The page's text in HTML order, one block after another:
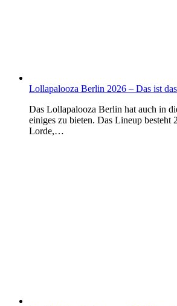
Lollapalooza Berlin 2026 – Das ist
Das Lollapalooza Berlin hat auch in
einiges zu bieten. Das Lineup besteht
Lorde,…